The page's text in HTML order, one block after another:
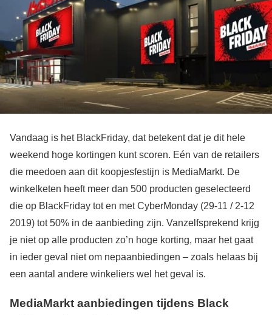
Vandaag is het BlackFriday, dat betekent dat je dit hele
weekend hoge kortingen kunt scoren. Eén van de retailers
die meedoen aan dit koopjesfestijn is MediaMarkt. De
winkelketen heeft meer dan 500 producten geselecteerd
die op BlackFriday tot en met CyberMonday (29-11 / 2-12
2019) tot 50% in de aanbieding zijn. Vanzelfsprekend krijg
je niet op alle producten zo’n hoge korting, maar het gaat
in ieder geval niet om nepaanbiedingen – zoals helaas bij
een aantal andere winkeliers wel het geval is.
MediaMarkt aanbiedingen tijdens Black